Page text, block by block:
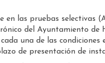
las pruebas selectivas
del Ayuntamiento de
una de las condiciones
de presentación de